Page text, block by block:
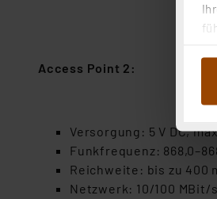
Access Point 2:
Versorgung: 5 V DC,
Funkfrequenz:
Reichweite: bis zu 400
Netzwerk: 10/100 MBit/